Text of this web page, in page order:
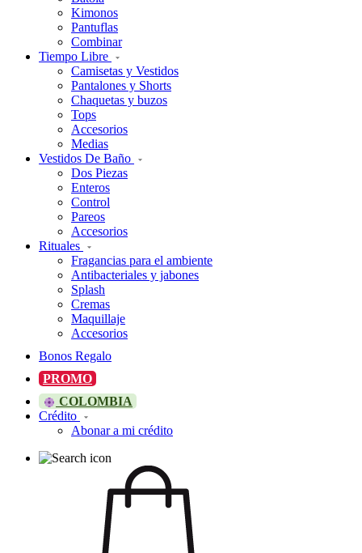
Kimonos
Pantuflas
Combinar
Tiempo Libre
Camisetas y Vestidos
Pantalones y Shorts
Chaquetas y buzos
Tops
Accesorios
Medias
Vestidos De Baño
Dos Piezas
Enteros
Control
Pareos
Accesorios
Rituales
Fragancias para el ambiente
Antibacteriales y jabones
Splash
Cremas
Maquillaje
Accesorios
Bonos Regalo
PROMO
COLOMBIA
Crédito
Abonar a mi crédito